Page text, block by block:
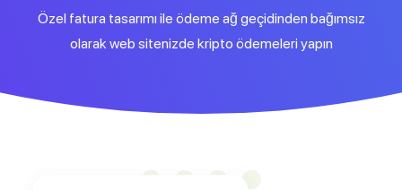
Özel fatura tasarımı ile ödeme ağ geçidinden bağımsız
olarak web sitenizde kripto ödemeleri yapın